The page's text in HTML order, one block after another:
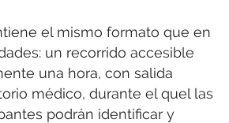
el mismo formato que en
un recorrido accesible
una hora, con salida
médico, durante el quel las
podrán identificar y